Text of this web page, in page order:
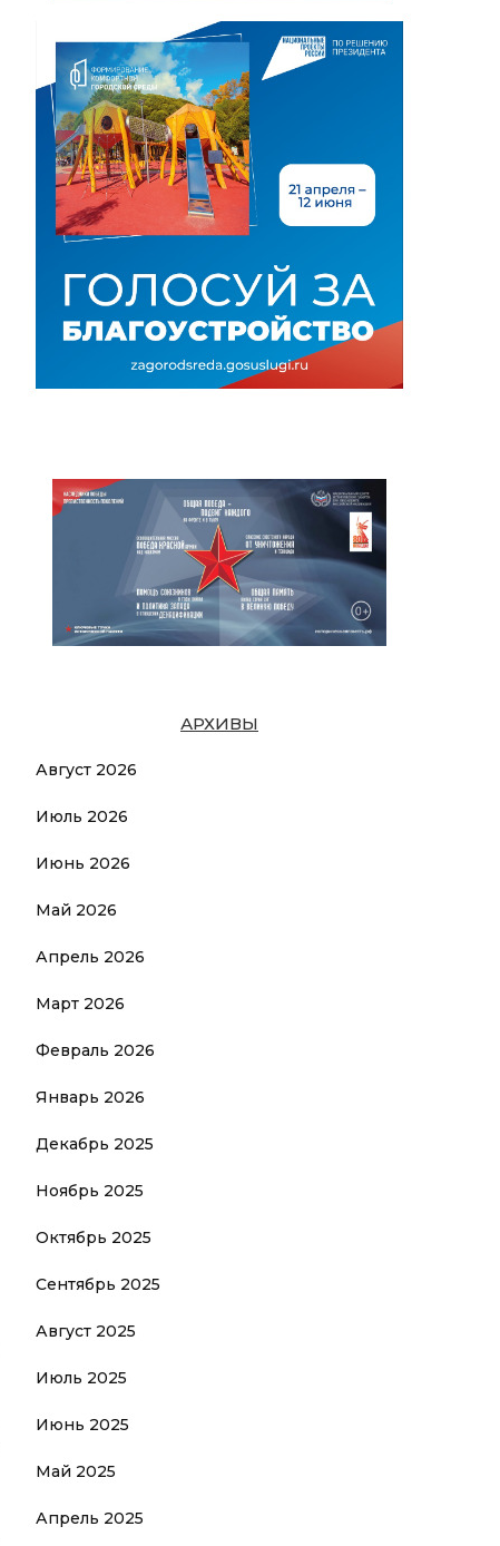
АРХИВЫ
Август 2026
Июль 2026
Июнь 2026
Май 2026
Апрель 2026
Март 2026
Февраль 2026
Январь 2026
Декабрь 2025
Ноябрь 2025
Октябрь 2025
Сентябрь 2025
Август 2025
Июль 2025
Июнь 2025
Май 2025
Апрель 2025